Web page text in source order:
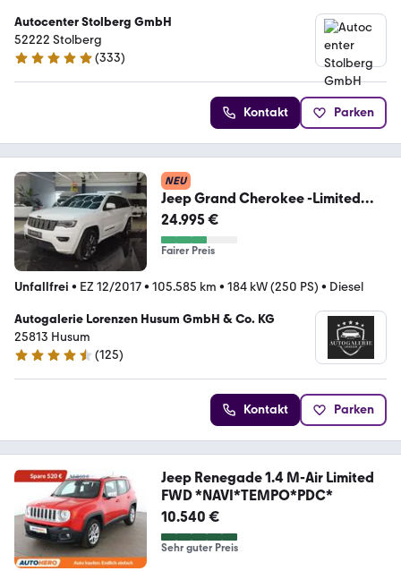
Autocenter Stolberg GmbH
52222 Stolberg
4.9 Sterne
(333)
Kontakt Parken
NEU
Jeep Grand Cherokee -Limited
4x4 BLACK EDITION AHK
24.995 €
Fairer Preis
Unfallfrei • EZ 12/2017• 105.585 km • 184 kW (250 PS) • Diesel
Autogalerie Lorenzen Husum GmbH & Co. KG
25813 Husum
4.3 Sterne
(125)
Kontakt Parken
Jeep Renegade 1.4 M-Air Limited
FWD *NAVI*TEMPO*PDC*
10.540 €
Sehr guter Preis